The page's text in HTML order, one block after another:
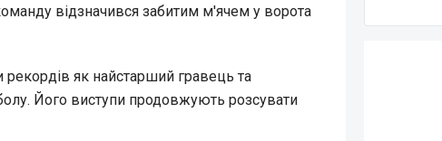
відзначився забитим м'ячем у ворота
рекордів як найстарший гравець та
Його виступи продовжують розсувати